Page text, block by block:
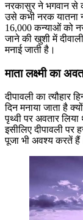
नरकासुर ने भगवान से
उसे कभी नरक यातना
16,000 कन्याओं को
जाने की खुशी में
मनाई जाती है।
माता लक्ष्मी का
दीपावली का त्यौहार
दिन मनाया जाता है
पृथ्वी पर अवतार लिया
इसीलिए दीपावली पर
पूजा भी अवश्य करतें